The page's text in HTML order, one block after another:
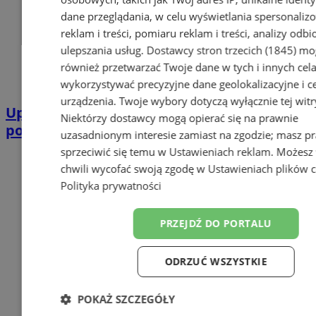
Upiecz szarlotkę i weź udział w konkursie
podczas Dni Wodzisławia Śląskiego
dane przeglądania, w celu wyświetlania
reklam i treści, pomiaru reklam i treści, analizy
ulepszania usług. Dostawcy stron trzecich (1845)
również przetwarzać Twoje dane w tych i innych
wykorzystywać precyzyjne dane geolokalizacyjne i
urządzenia. Twoje wybory dotyczą wyłącznie tej
Niektórzy dostawcy mogą opierać się na prawnie
uzasadnionym interesie zamiast na zgodzie; masz
sprzeciwić się temu w Ustawieniach reklam.
chwili wycofać swoją zgodę w Ustawieniach plików
Polityka prywatności
PRZEJDŹ DO PORTALU
ODRZUĆ WSZYSTKIE
POKAŻ SZCZEGÓŁY